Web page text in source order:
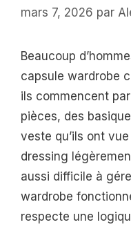
mars 7, 2026 par
Beaucoup
capsule wardrobe
ils commencent
pièces, des
veste qu’ils ont
dressing
aussi difficile à
wardrobe
respecte une